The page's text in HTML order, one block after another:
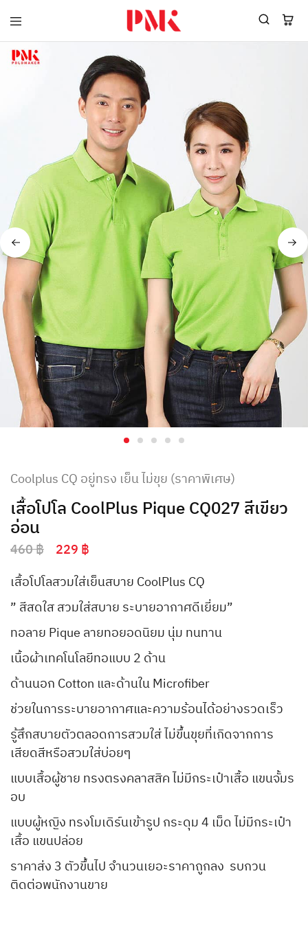
PMK
ผู้
ผลิต
สินค้า
สร้าง
แบรนด์
เสื้อ
โปโล
ยูนิฟอร์ม
พร้อม
โลโก้
ผู้
เสื้อ
โปโล
ยูนิฟอร์ม
บริษัท
มาตรฐาน
ISO9001
และ
อุตสาหกรรม
สี
เขียว
ระดับ
Coolplus CQ อยู่ทรง เย็น ไม่ขุย (ราคาพิเศษ)
เสื้อโปโล CoolPlus Pique CQ027 สีเขียว
อ่อน
460฿ 229 ฿
เสื้อโปโลสวมใส่เย็นสบาย CoolPlus CQ
” สีสดใส สวมใส่สบาย ระบายอากาศดีเยี่ยม”
ทอลาย Pique ลายทอยอดนิยม นุ่ม ทนทาน
เนื้อผ้าเทคโนโลยีทอแบบ 2 ด้าน
ด้านนอก Cotton และด้านใน Microfiber
ช่วยในการระบายอากาศและความร้อนได้อย่างรวดเร็ว
รู้สึกสบายตัวตลอดการสวมใส่ ไม่ขึ้นขุยที่เกิดจากการ
เสียดสีหรือสวมใส่บ่อยๆ
แบบเสื้อผู้ชาย ทรงตรงคลาสสิค ไม่มีกระเป๋าเสื้อ แขนจั้มร
อบ
แบบผู้หญิง ทรงโมเดิร์นเข้ารูป กระดุม 4 เม็ด ไม่มีกระเป๋า
เสื้อ แขนปล่อย
ราคาส่ง 3 ตัวขึ้นไป จำนวนเยอะราคาถูกลง รบกวน
ติดต่อพนักงานขาย